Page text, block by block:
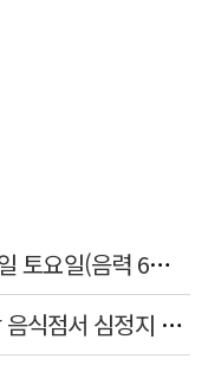
[더사주 오늘의 띠별 운세] <8월 8일 토요일(음력 6월26일)>
달서소방서 펌뷸런스 대원들, 시장 음식점서 심정지 환자 생명 살려